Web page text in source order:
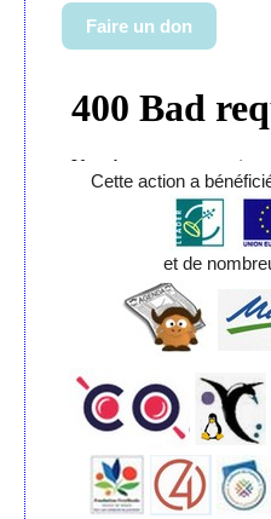
Faire un don
Cette action a
et de